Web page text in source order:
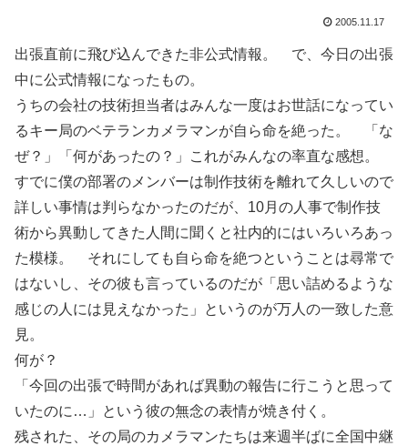
2005.11.17
出張直前に飛び込んできた非公式情報。 で、今日の出張
中に公式情報になったもの。
うちの会社の技術担当者はみんな一度はお世話になってい
るキー局のベテランカメラマンが自ら命を絶った。 「な
ぜ？」「何があったの？」これがみんなの率直な感想。
すでに僕の部署のメンバーは制作技術を離れて久しいので
詳しい事情は判らなかったのだが、10月の人事で制作技
術から異動してきた人間に聞くと社内的にはいろいろあっ
た模様。 それにしても自ら命を絶つということは尋常で
はないし、その彼も言っているのだが「思い詰めるような
感じの人には見えなかった」というのが万人の一致した意
見。
何が？
「今回の出張で時間があれば異動の報告に行こうと思って
いたのに…」という彼の無念の表情が焼き付く。
残された、その局のカメラマンたちは来週半ばに全国中継